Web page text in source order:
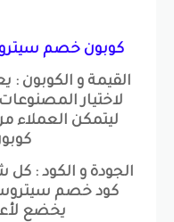
كوبون خصم
القيمة و الكوبون :
لاختيار
ليتمكن العملاء
الجودة و الكود : كل
كود خصم سيتروس
يخضع